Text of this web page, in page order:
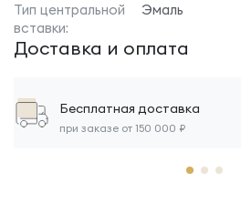
Тип центральной
вставки:
Эмаль
Доставка и оплата
Бесплатная доставка
при заказе от 150 000 ₽